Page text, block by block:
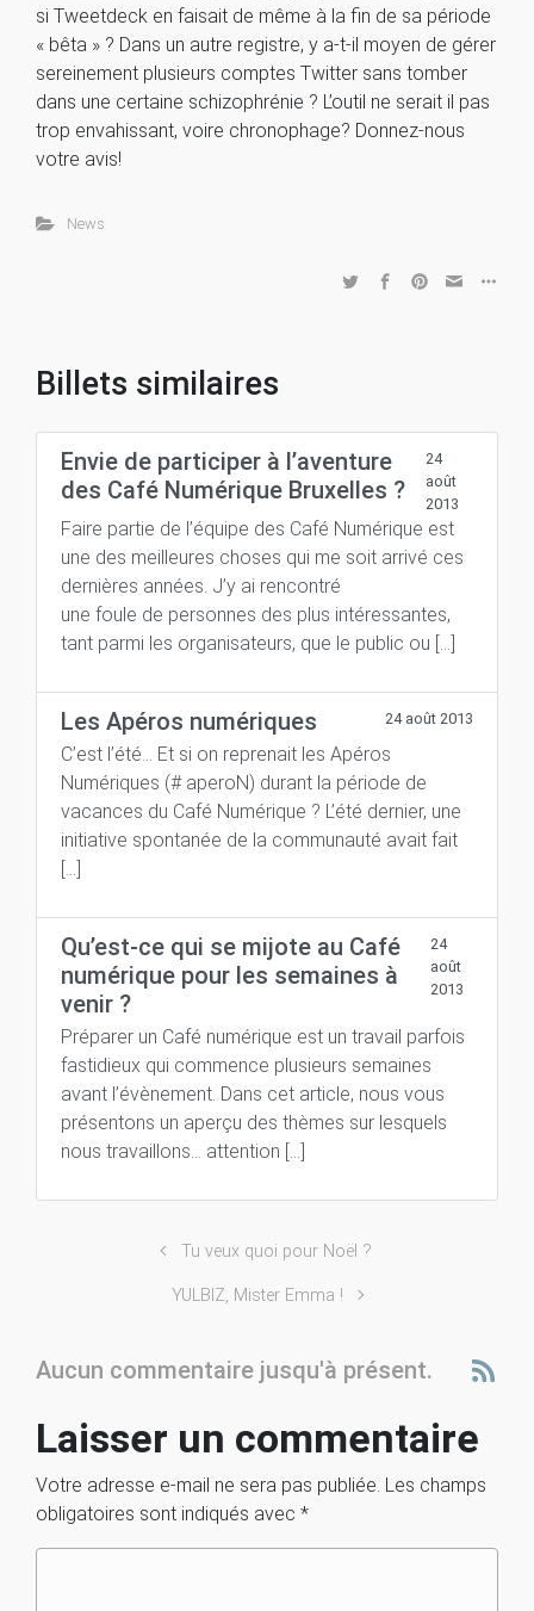
si Tweetdeck en faisait de même à la fin de sa période
« bêta » ? Dans un autre registre, y a-t-il moyen de gérer
sereinement plusieurs comptes Twitter sans tomber
dans une certaine schizophrénie ? L’outil ne serait il pas
trop envahissant, voire chronophage? Donnez-nous
votre avis!
News
Billets similaires
Envie de participer à l’aventure
des Café Numérique Bruxelles ?
24
août
2013
Faire partie de l’équipe des Café Numérique est
une des meilleures choses qui me soit arrivé ces
dernières années. J’y ai rencontré
une foule de personnes des plus intéressantes,
tant parmi les organisateurs, que le public ou […]
Les Apéros numériques 24 août 2013
C’est l’été… Et si on reprenait les Apéros
Numériques (# aperoN) durant la période de
vacances du Café Numérique ? L’été dernier, une
initiative spontanée de la communauté avait fait
[…]
Qu’est-ce qui se mijote au Café
numérique pour les semaines à
venir ?
24
août
2013
Préparer un Café numérique est un travail parfois
fastidieux qui commence plusieurs semaines
avant l’évènement. Dans cet article, nous vous
présentons un aperçu des thèmes sur lesquels
nous travaillons… attention […]
Tu veux quoi pour Noël ?
YULBIZ, Mister Emma !
Aucun commentaire jusqu'à présent.
Laisser un commentaire
Votre adresse e-mail ne sera pas publiée. Les champs
obligatoires sont indiqués avec *